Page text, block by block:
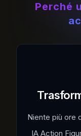
Perché
Niente più ore
IA Action